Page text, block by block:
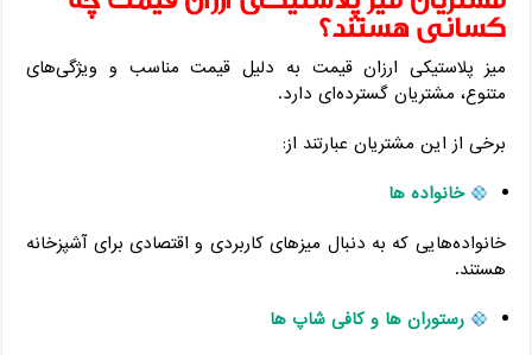
کسانی هستند؟
میز پلاستیکی ارزان قیمت به دلیل قیمت مناسب و ویژگی‌های
متنوع، مشتریان گسترده‌ای دارد.
برخی از این مشتریان عبارتند از:
خانواده ها
خانواده‌هایی که به دنبال میزهای کاربردی و اقتصادی برای آشپزخانه
هستند.
رستوران ها و کافی شاپ ها